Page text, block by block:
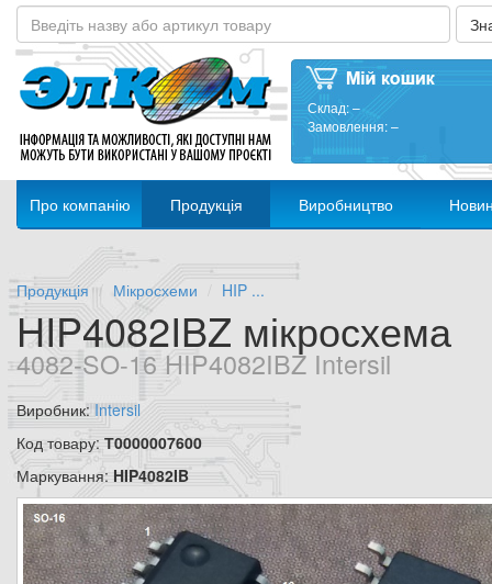
Склад:–
Замовлення:–
Про компанію Продукція Виробництво
Продукція Мікросхеми HIP ...
HIP4082IBZ мікросхема
4082-SO-16 HIP4082IBZ Intersil
Виробник:Intersil
Код товару: Т0000007600
Маркування: HIP4082IB